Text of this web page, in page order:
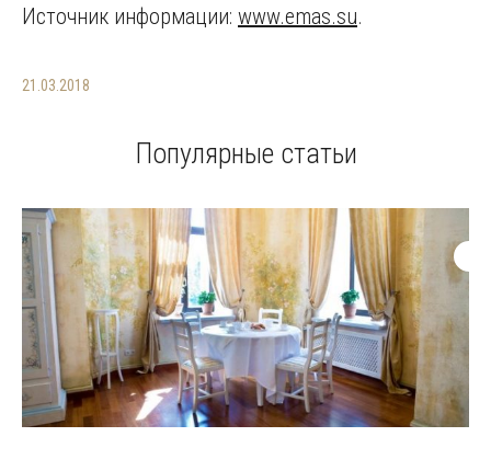
Источник информации: www.emas.su.
21.03.2018
Популярные статьи